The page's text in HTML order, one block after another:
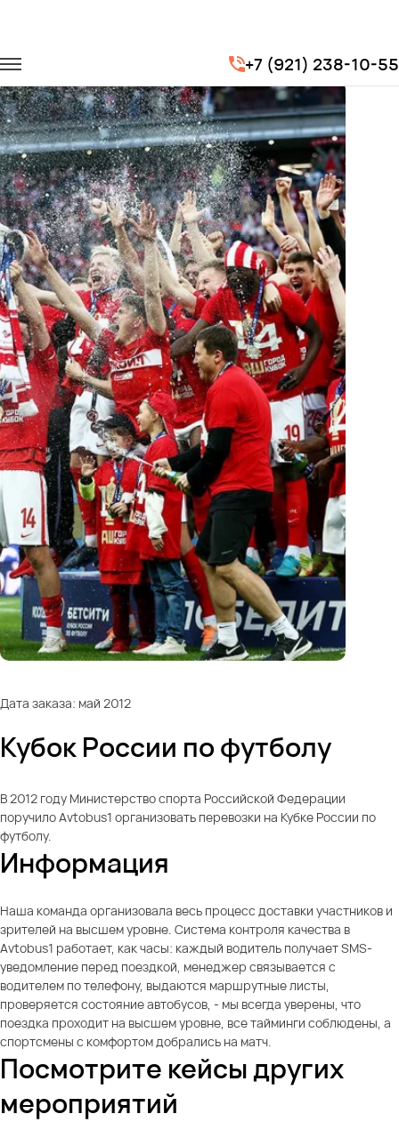
+7 (921) 238-10-55
Транспорт для спорта
Кубок России по футболу
Дата заказа: май 2012
Кубок России по футболу
В 2012 году Министерство спорта Российской Федерации
поручило Avtobus1 организовать перевозки на Кубке России по
футболу.
Информация
Наша команда организовала весь процесс доставки участников и
зрителей на высшем уровне. Система контроля качества в
Avtobus1 работает, как часы: каждый водитель получает SMS-
уведомление перед поездкой, менеджер связывается с
водителем по телефону, выдаются маршрутные листы,
проверяется состояние автобусов, - мы всегда уверены, что
поездка проходит на высшем уровне, все тайминги соблюдены, а
спортсмены с комфортом добрались на матч.
Посмотрите кейсы других
мероприятий